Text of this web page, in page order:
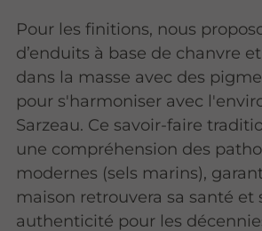
Pour les finitions, nous
d’enduits à base de chanvre
dans la masse avec des
pour s'harmoniser avec
Sarzeau. Ce savoir-faire
une compréhension des
modernes (sels marins),
maison retrouvera sa santé et
authenticité pour les